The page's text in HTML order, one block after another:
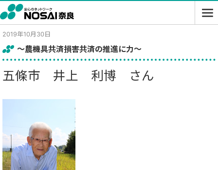
2019年10月30日
～農機具共済損害共済の推進に力～
五條市 井上 利博 さん